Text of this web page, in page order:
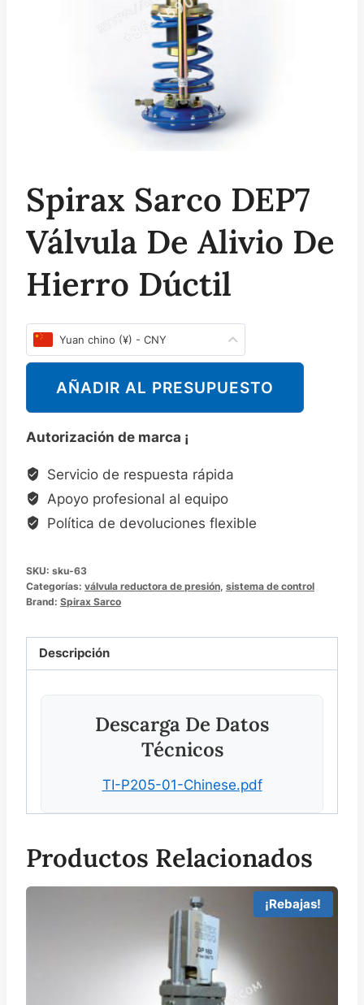
Spirax Sarco DEP7
Válvula De Alivio De
Hierro Dúctil
Yuan chino (¥) - CNY
AÑADIR AL PRESUPUESTO
Autorización de marca ¡
Servicio de respuesta rápida
Apoyo profesional al equipo
Política de devoluciones flexible
SKU: sku-63
Categorías: válvula reductora de presión, sistema de control
Brand: Spirax Sarco
Descripción
Descarga De Datos
Técnicos
TI-P205-01-Chinese.pdf
Productos Relacionados
¡Rebajas!